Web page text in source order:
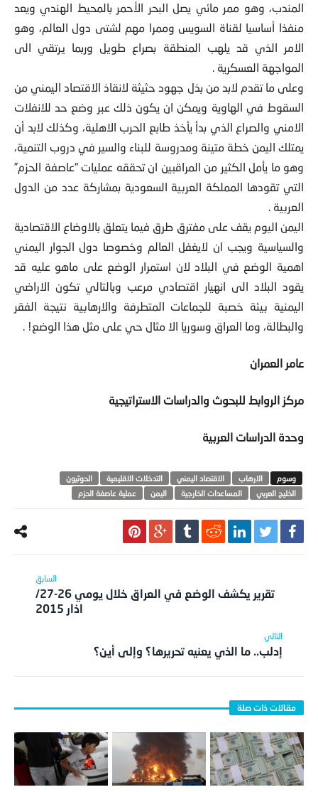
المندب، وهو ممر مائي يصل البحر الأحمر بالمحيط الهندي ويعد
منفذا أساسيا لقناة السويس وممرا مهم لشتى دول العالم، وهو
الامر الذي قد يلهب المنطقة بصراع طويل وربما يرتقي الى
المواجهة العسكرية .
وعلى ما تقدم لابد من بذل جهود حثيثة لانقاذ الاقتصاد اليمني من
السقوط في الهاوية ويمكن ان يكون ذلك عبر وضع حد للانفلات
الامني والصراع الذي بدأ يأخذ طابع الحرب الاهلية، وكذلك لابد أن
يمتلك اليمن خطة متينة ومدروسة للبناء والسير في دروب التنمية،
وهو ما يأمل الكثير من المراقبين ان تحققه عمليات “عاصفة الحزم”
التي تقودها المملكة العربية السعودية بمشاركة عدد من الدول
العربية .
اليمن اليوم يقف على مفترق طرق فيما يتعلق بالاوضاع الاقتصادية
والسياسية ويجب ان لايغفل العالم وخصوصا دول الجوار اليمني
اهمية الوضع في البلاد لان استمرار الوضع على ماهو عليه قد
يقود البلاد الى انهيار اقتصادي مرعب وبالتالي تكون الاراضي
اليمنية بيئة خصبة للجماعات المتطرفة والارهابية نتيجة الفقر
والبطالة، وما العراق وسوريا الا مثال حي على مثل هذا الوضع! .
عامر العمران
مركز الروابط للبحوث والدراسات الاستراتيجية
وحدة الدراسات العربية
الارهاب الاقتصاد اليمني التدخلات الاقليمية
الحوثيون
الخليج العربي
المساعدات الخارجية اليمن عملية عاصفة الحزم
تقرير يكشف الوضع في العراق خلال يومي 26-27/
اذار 2015
إدلب.. ما الذي يعنيه تحريرها؟ وإلى أين؟